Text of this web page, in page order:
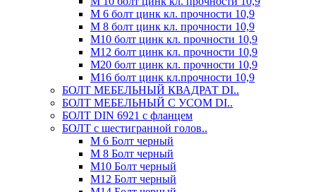
М 6 болт цинк кл. прочности 10,9
М 8 болт цинк кл. прочности 10,9
М10 болт цинк кл. прочности 10,9
М12 болт цинк кл. прочности 10,9
М20 болт цинк кл. прочности 10,9
М16 болт цинк кл.прочности 10,9
БОЛТ МЕБЕЛЬНЫЙ КВАДРАТ DI..
БОЛТ МЕБЕЛЬНЫЙ С УСОМ DI..
БОЛТ DIN 6921 c фланцем
БОЛТ с шестигранной голов..
М 6 Болт черный
М 8 Болт черный
М10 Болт черный
М12 Болт черный